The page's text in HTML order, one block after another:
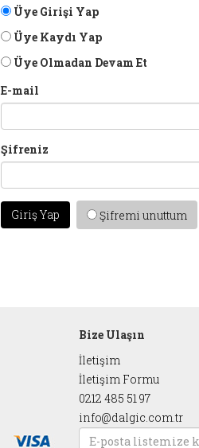
Üye Girişi Yap
Üye Kaydı Yap
Üye Olmadan Devam Et
E-mail
Şifreniz
Giriş Yap Şifremi unuttum
Bize Ulaşın
İletişim
İletişim Formu
0212 485 51 97
info@dalgic.com.tr